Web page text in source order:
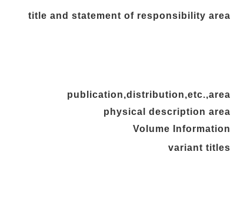
title and statement of responsibility area
publication,distribution,etc.,area
physical description area
Volume Information
variant titles